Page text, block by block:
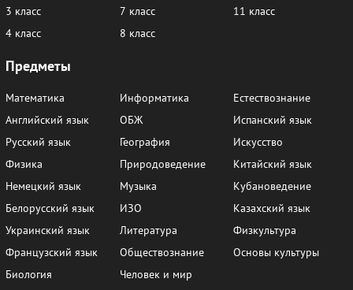
3 класс
4 класс
7 класс
8 класс
11 класс
Предметы
Математика
Английский язык
Русский язык
Физика
Немецкий язык
Белорусский язык
Украинский язык
Французский язык
Биология
Информатика
ОБЖ
География
Природоведение
Музыка
ИЗО
Литература
Обществознание
Человек и мир
Естествознание
Испанский язык
Искусство
Китайский язык
Кубановедение
Казахский язык
Физкультура
Основы культуры